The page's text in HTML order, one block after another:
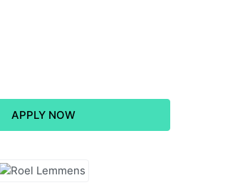
APPLY NOW